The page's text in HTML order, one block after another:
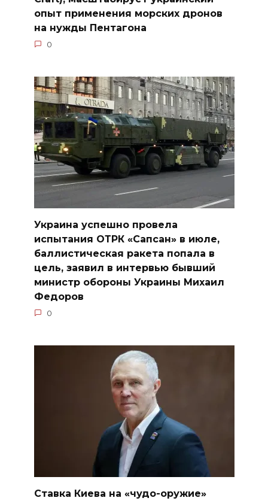
опыт применения морских дронов
на нужды Пентагона
0
Украина успешно провела
испытания ОТРК «Сапсан» в июле,
баллистическая ракета попала в
цель, заявил в интервью бывший
министр обороны Украины Михаил
Федоров
0
Ставка Киева на «чудо-оружие»